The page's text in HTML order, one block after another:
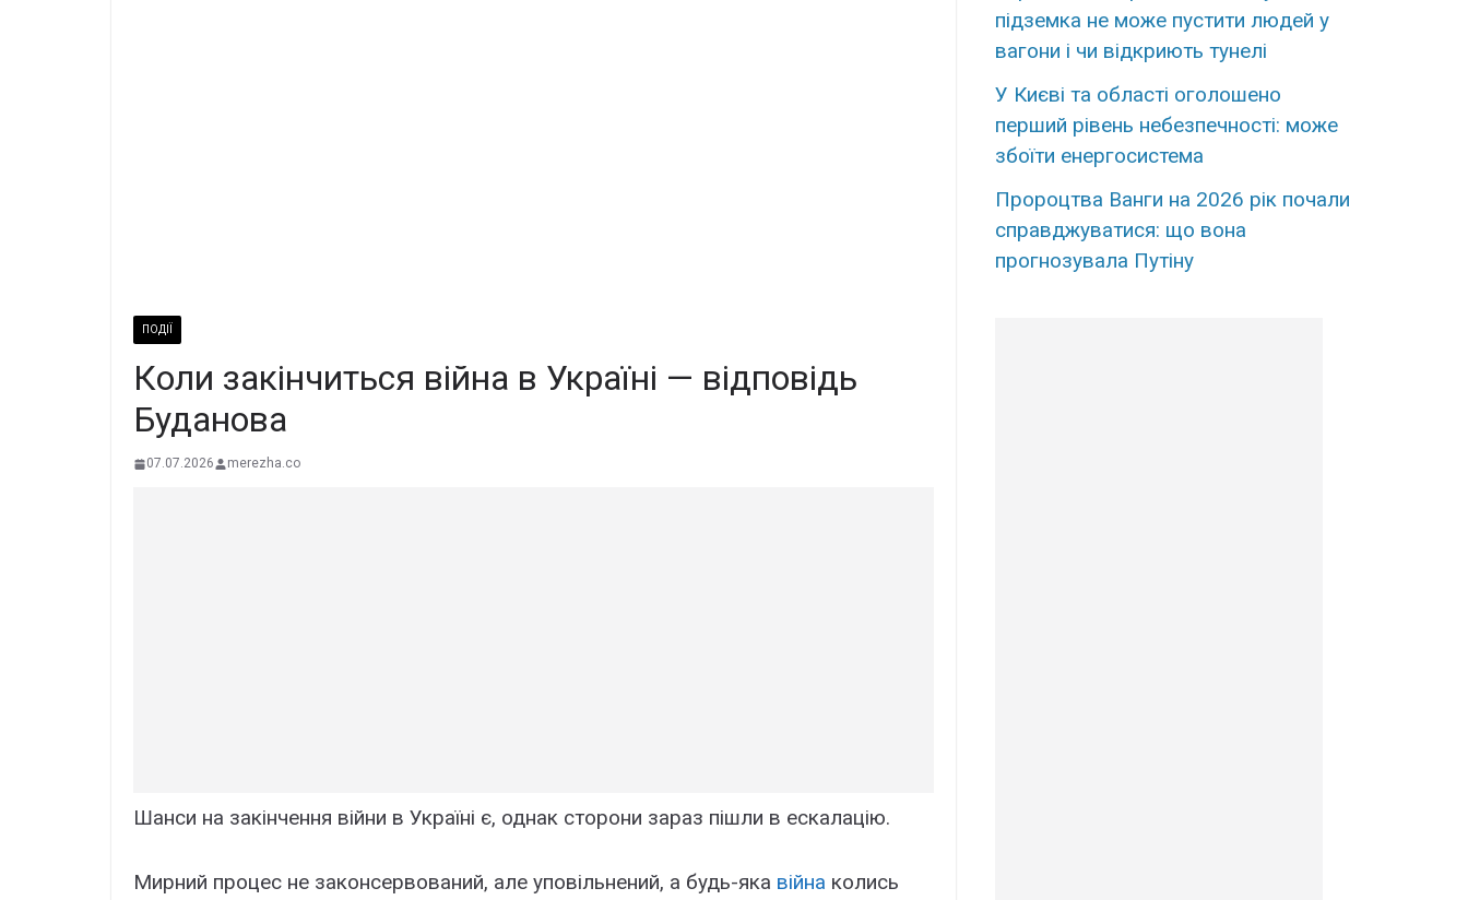
ПОДІЇ
Коли закінчиться війна в Україні — відповідь
Буданова
07.07.2026 merezha.co
Шанси на закінчення війни в Україні є, однак сторони зараз пішли в ескалацію.
Мирний процес не законсервований, але уповільнений, а будь-яка війна колись
підземка не може пустити людей у
вагони і чи відкриють тунелі
У Києві та області оголошено
перший рівень небезпечності: може
збоїти енергосистема
Пророцтва Ванги на 2026 рік почали
справджуватися: що вона
прогнозувала Путіну